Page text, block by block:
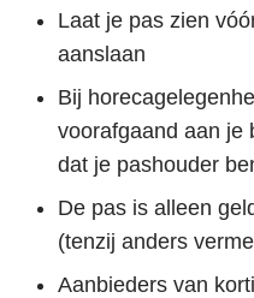
Laat je pas zien
aanslaan
Bij
voorafgaand aan je
dat je pashouder
De pas is alleen
(tenzij anders
Aanbieders van